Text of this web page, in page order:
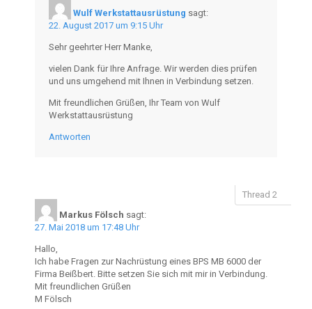
Wulf Werkstattausrüstung sagt:
22. August 2017 um 9:15 Uhr
Sehr geehrter Herr Manke,
vielen Dank für Ihre Anfrage. Wir werden dies prüfen
und uns umgehend mit Ihnen in Verbindung setzen.
Mit freundlichen Grüßen, Ihr Team von Wulf
Werkstattausrüstung
Antworten
Markus Fölsch sagt:
27. Mai 2018 um 17:48 Uhr
Hallo,
Ich habe Fragen zur Nachrüstung eines BPS MB 6000 der
Firma Beißbert. Bitte setzen Sie sich mit mir in Verbindung.
Mit freundlichen Grüßen
M Fölsch